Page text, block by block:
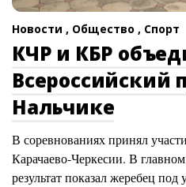
Новости , Общество , Спорт
КЧР и КБР
Всероссийский
Нальчике
В соревнованиях принял
Карачаево-Черкесии. В
результат показал жеребец